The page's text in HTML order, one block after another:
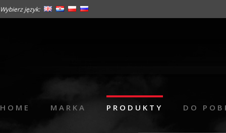
Wybierz język:
HOME MARKA PRODUKTY DO